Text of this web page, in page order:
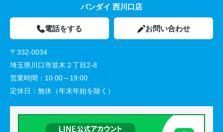
バンダイ 西川口店
電話をする お問い合わせ
〒332-0034
埼玉県川口市並木２丁目2-8
営業時間： 10:00～19:00
定休日： 無休（年末年始を除く）